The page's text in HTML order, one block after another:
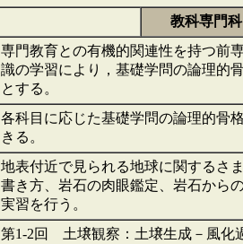
教科専門
専門教育との有機的関連性を持つ前
識の学習により，基礎学問の論理的
とする。
各科目に応じた基礎学問の論理的骨
きる。
地表付近で見られる地球に関するさ
書き方、岩石の肉眼鑑定、岩石から
実習を行う。
第1-2回 土壌観察：土壌生成－風